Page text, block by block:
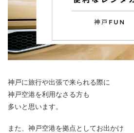
神戸に旅行や出張で来られる際に
神戸空港を利用なさる方も
多いと思います。
また、神戸空港を拠点としてお出かけ